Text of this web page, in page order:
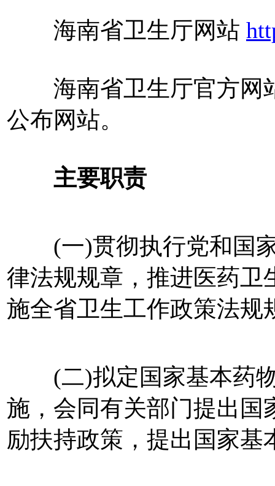
海南省卫生厅网站
海南省卫生厅官方网
公布网站。
主要职责
(一)贯彻执行党和国家
律法规规章，推进医药卫
施全省卫生工作政策法规
(二)拟定国家基本药物
施，会同有关部门提出国
励扶持政策，提出国家基